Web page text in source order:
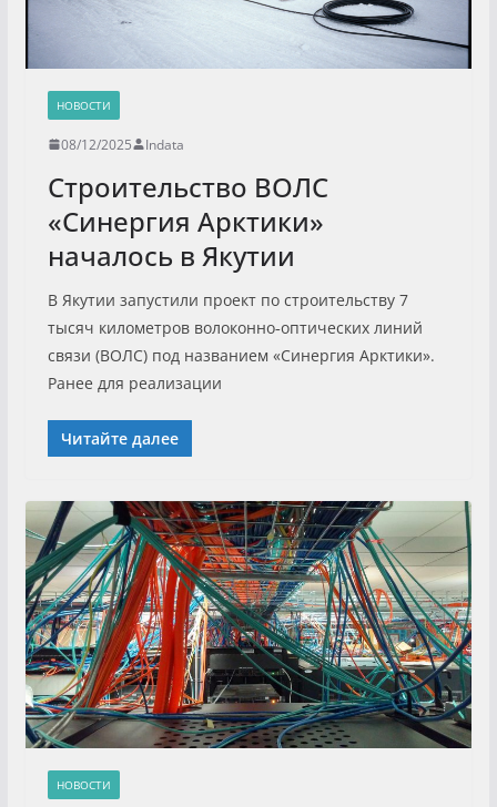
НОВОСТИ
08/12/2025 Indata
Строительство ВОЛС
«Синергия Арктики»
началось в Якутии
В Якутии запустили проект по строительству 7
тысяч километров волоконно‑оптических линий
связи (ВОЛС) под названием «Синергия Арктики».
Ранее для реализации
Читайте далее
НОВОСТИ